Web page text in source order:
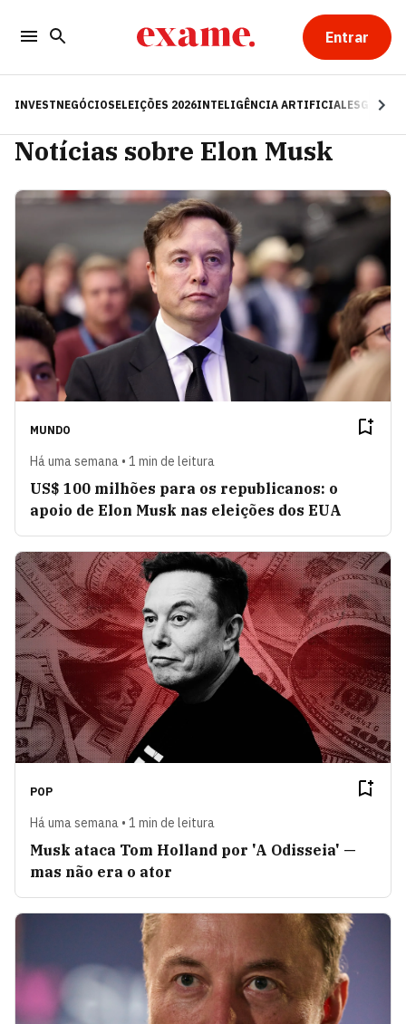
Entrar
INVESTNEGÓCIOSELEIÇÕES 2026INTELIGÊNCIA ARTIFICIALESG
Notícias sobre Elon Musk
MUNDO
Há uma semana • 1 min de leitura
US$ 100 milhões para os republicanos: o
apoio de Elon Musk nas eleições dos EUA
POP
Há uma semana • 1 min de leitura
Musk ataca Tom Holland por 'A Odisseia' —
mas não era o ator